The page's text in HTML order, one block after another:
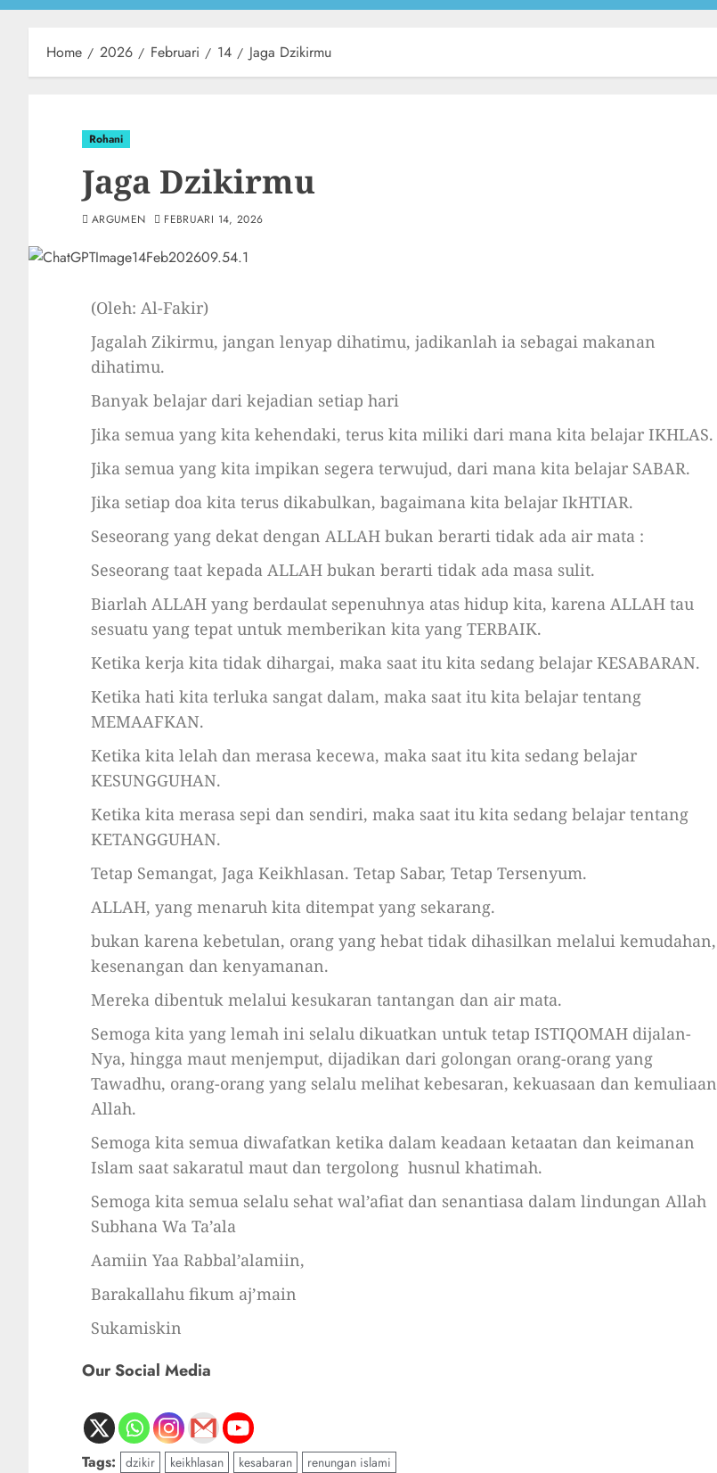
Home 2026 Februari 14 Jaga Dzikirmu
Rohani
Jaga Dzikirmu
ARGUMEN FEBRUARI 14, 2026
(Oleh: Al-Fakir)
Jagalah Zikirmu, jangan lenyap dihatimu, jadikanlah ia sebagai makanan
dihatimu.
Banyak belajar dari kejadian setiap hari
Jika semua yang kita kehendaki, terus kita miliki dari mana kita belajar IKHLAS.
Jika semua yang kita impikan segera terwujud, dari mana kita belajar SABAR.
Jika setiap doa kita terus dikabulkan, bagaimana kita belajar IkHTIAR.
Seseorang yang dekat dengan ALLAH bukan berarti tidak ada air mata :
Seseorang taat kepada ALLAH bukan berarti tidak ada masa sulit.
Biarlah ALLAH yang berdaulat sepenuhnya atas hidup kita, karena ALLAH tau
sesuatu yang tepat untuk memberikan kita yang TERBAIK.
Ketika kerja kita tidak dihargai, maka saat itu kita sedang belajar KESABARAN.
Ketika hati kita terluka sangat dalam, maka saat itu kita belajar tentang
MEMAAFKAN.
Ketika kita lelah dan merasa kecewa, maka saat itu kita sedang belajar
KESUNGGUHAN.
Ketika kita merasa sepi dan sendiri, maka saat itu kita sedang belajar tentang
KETANGGUHAN.
️Tetap Semangat, Jaga Keikhlasan. Tetap Sabar, Tetap Tersenyum.
ALLAH, yang menaruh kita ditempat yang sekarang.
bukan karena kebetulan, orang yang hebat tidak dihasilkan melalui kemudahan,
kesenangan dan kenyamanan.
Mereka dibentuk melalui kesukaran tantangan dan air mata.
Semoga kita yang lemah ini selalu dikuatkan untuk tetap ISTIQOMAH dijalan-
Nya, hingga maut menjemput, dijadikan dari golongan orang-orang yang
Tawadhu, orang-orang yang selalu melihat kebesaran, kekuasaan dan kemuliaan
Allah.
Semoga kita semua diwafatkan ketika dalam keadaan ketaatan dan keimanan
Islam saat sakaratul maut dan tergolong husnul khatimah.
Semoga kita semua selalu sehat wal’afiat dan senantiasa dalam lindungan Allah
Subhana Wa Ta’ala
Aamiin Yaa Rabbal’alamiin,
Barakallahu fikum aj’main
Sukamiskin
Our Social Media
Tags: dzikir keikhlasan kesabaran renungan islami